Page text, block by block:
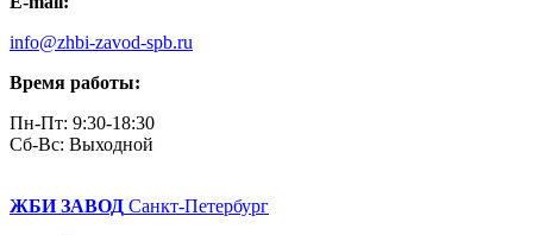
info@zhbi-zavod-spb.ru
Время работы:
Пн-Пт: 9:30-18:30
Cб-Вс: Выходной
ЖБИ ЗАВОД Санкт-Петербург